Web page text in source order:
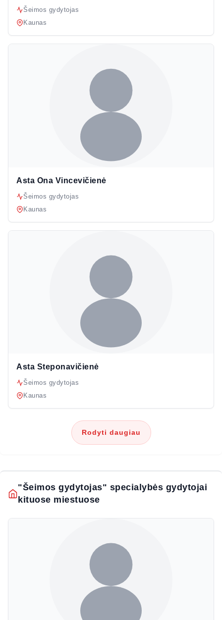
Šeimos gydytojas
Kaunas
Asta Ona Vincevičienė
Šeimos gydytojas
Kaunas
Asta Steponavičienė
Šeimos gydytojas
Kaunas
Rodyti daugiau
"Šeimos gydytojas" specialybės gydytojai
kituose miestuose